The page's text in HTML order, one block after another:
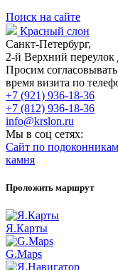
Поиск на сайте
Красный слон
Санкт-Петербург,
2-й Верхний
Просим согласовывать
время визита по
+7 (921) 936-18-36
+7 (812) 936-18-36
info@krslon.ru
Мы в соц сетях:
Сайт по
камня
Проложить маршрут
Я.Карты
G.Maps